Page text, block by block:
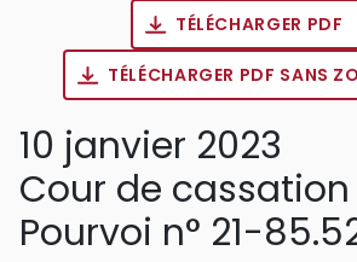
TÉLÉCHARGER PDF
TÉLÉCHARGER PDF SANS
10 janvier 2023
Cour de cassation
Pourvoi n° 21-